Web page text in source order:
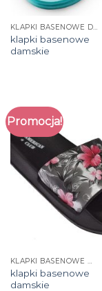
KLAPKI BASENOWE DAMSKIE
klapki basenowe
damskie
Promocja!
KLAPKI BASENOWE DAMSKIE
klapki basenowe
damskie